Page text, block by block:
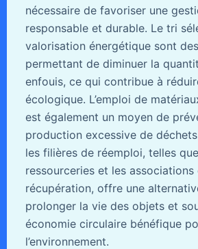
nécessaire de favoriser une
responsable et durable. Le tri
valorisation énergétique sont
permettant de diminuer la
enfouis, ce qui contribue à
écologique. L’emploi de
est également un moyen de
production excessive de
les filières de réemploi, telles
ressourceries et les associations
récupération, offre une
prolonger la vie des objets et
économie circulaire bénéfique
l’environnement.